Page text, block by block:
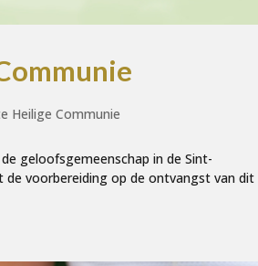
Heilige Communie
geloofsgemeenschap in de Sint-
voorbereiding op de ontvangst van dit